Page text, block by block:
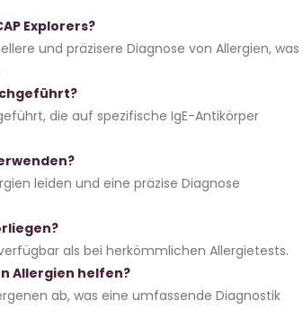
Explorers?
und präzisere Diagnose von Allergien, was
die auf spezifische IgE-Antikörper
leiden und eine präzise Diagnose
als bei herkömmlichen Allergietests.
Allergien helfen?
ab, was eine umfassende Diagnostik